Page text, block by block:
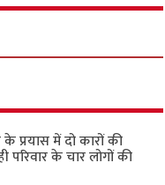
प्रयास में दो कारों की
के चार लोगों की